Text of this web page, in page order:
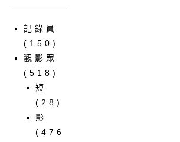
記錄員
(150)
觀影眾
(518)
短
(28)
影
(476